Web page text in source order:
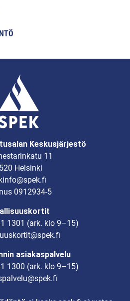
Keskusjärjestö
11
Helsinki
0912934-5
1301 (ark. klo 9–15)
asiakaspalvelu
1300 (ark. klo 9–15)